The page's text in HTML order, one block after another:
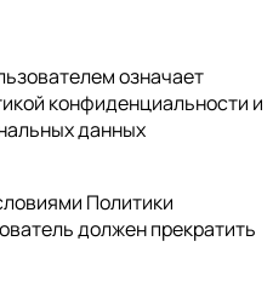
означает
конфиденциальности и
данных
Политики
должен прекратить